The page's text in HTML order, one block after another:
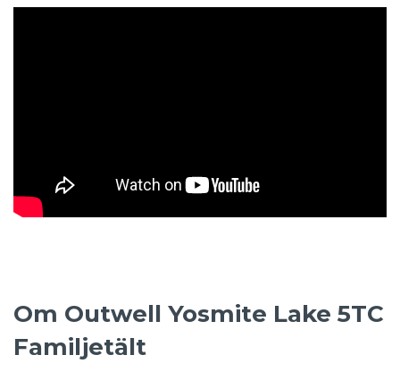
Om Outwell Yosmite Lake 5TC
Familjetält